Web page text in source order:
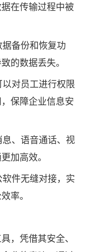
在传输过程中被
备份和恢复功
的数据丢失。
对员工进行权限
保障企业信息安
、语音通话、视
加高效。
件无缝对接，实
率。
，凭借其安全、